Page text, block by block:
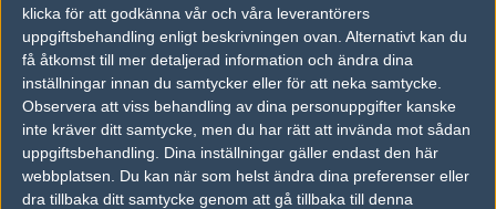
klicka för att godkänna vår och våra leverantörers
uppgiftsbehandling enligt beskrivningen ovan. Alternativt kan du
få åtkomst till mer detaljerad information och ändra dina
inställningar innan du samtycker eller för att neka samtycke.
Observera att viss behandling av dina personuppgifter kanske
inte kräver ditt samtycke, men du har rätt att invända mot sådan
uppgiftsbehandling. Dina inställningar gäller endast den här
webbplatsen. Du kan när som helst ändra dina preferenser eller
dra tillbaka ditt samtycke genom att gå tillbaka till denna
Följ oss i social media
Följ oss på Facebook
Följ oss på Twitter
Följ oss på Instagram